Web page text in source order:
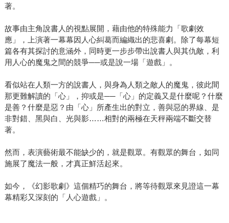
著。
故事由主角說書人的視點展開，藉由他的特殊能力「歌劇效
應」，上演著一幕幕因人心糾葛而編織出的悲喜劇。除了每幕短
篇各有其探討的意涵外，同時更一步步帶出說書人與其仇敵，利
用人心的魔鬼之間的競爭──或是說一場「遊戲」。
看似站在人類一方的說書人，與身為人類之敵人的魔鬼，彼此間
那更難解讀的「心」，抑或是──「心」的定義又是什麼呢？什麼
是善？什麼是惡？由「心」所產生出的對立，善與惡的界線、是
非對錯、黑與白、光與影……相對的兩極在天秤兩端不斷交替
著。
然而，表演藝術最不能缺少的，就是觀眾。有觀眾的舞台，如同
施展了魔法一般，才真正鮮活起來。
如今，《幻影歌劇》這個精巧的舞台，將等待觀眾來見證這一幕
幕精彩又深刻的「人心遊戲」。